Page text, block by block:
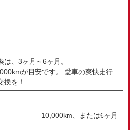
は、3ヶ月～6ヶ月。
が目安です。 愛車の爽快走行
換を！
10,000km、または6ヶ月